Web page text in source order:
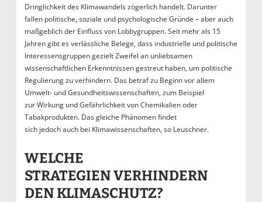
Dringlichkeit des Klimawandels zögerlich handelt. Darunter
fallen politische, soziale und psychologische Gründe – aber auch
maßgeblich der Einfluss von Lobbygruppen. Seit mehr als 15
Jahren gibt es verlässliche Belege, dass industrielle und politische
Interessensgruppen gezielt Zweifel an unliebsamen
wissenschaftlichen Erkenntnissen gestreut haben, um politische
Regulierung zu verhindern. Das betraf zu Beginn vor allem
Umwelt- und Gesundheitswissenschaften, zum Beispiel
zur Wirkung und Gefährlichkeit von Chemikalien oder
Tabakprodukten. Das gleiche Phänomen findet
sich jedoch auch bei Klimawissenschaften, so Leuschner.
WELCHE
STRATEGIEN VERHINDERN
DEN KLIMASCHUTZ?